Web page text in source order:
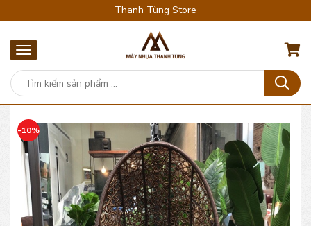
Thanh Tùng Store
-10%